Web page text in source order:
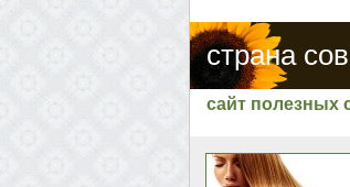
страна
сайт полезных